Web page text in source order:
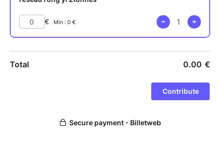
d’organismes reconnus (
Negawatt,Banque Mondiale
Identifier les grands leviers d’action.
Mesurer l’importance de l’intelligence
collective et du pouvoir d’influence.
Fait écho à la démarche de transition d’une
Il sera animé par Vincent, consultant climat-résilience